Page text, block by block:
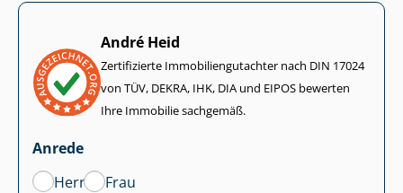
André Heid
Zertifizierte Im­mo­bi­li­en­gut­ach­ter nach DIN 17024
von TÜV, DEKRA, IHK, DIA und EIPOS bewerten
Ihre Immobilie sachgemäß.
Anrede
Herr
Frau